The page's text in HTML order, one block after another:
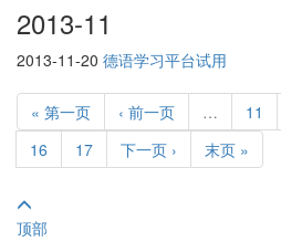
2013-11
2013-11-20 德语学习平台试用
« 第一页 ‹ 前一页 … 11
16
17 下一页 › 末页 »
顶部